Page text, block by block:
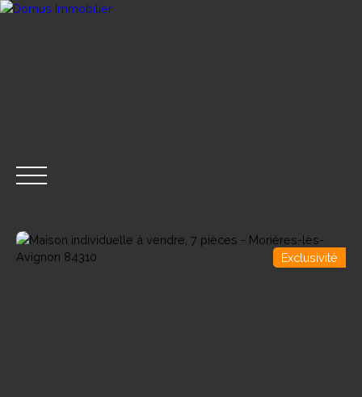
Exclusivité